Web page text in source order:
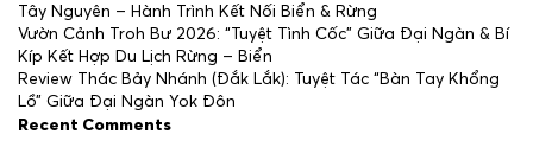
Tây Nguyên – Hành Trình Kết Nối Biển & Rừng
Vườn Cảnh Troh Bư 2026: “Tuyệt Tình Cốc” Giữa Đại Ngàn & Bí
Kíp Kết Hợp Du Lịch Rừng – Biển
Review Thác Bảy Nhánh (Đắk Lắk): Tuyệt Tác “Bàn Tay Khổng
Lồ” Giữa Đại Ngàn Yok Đôn
Recent Comments